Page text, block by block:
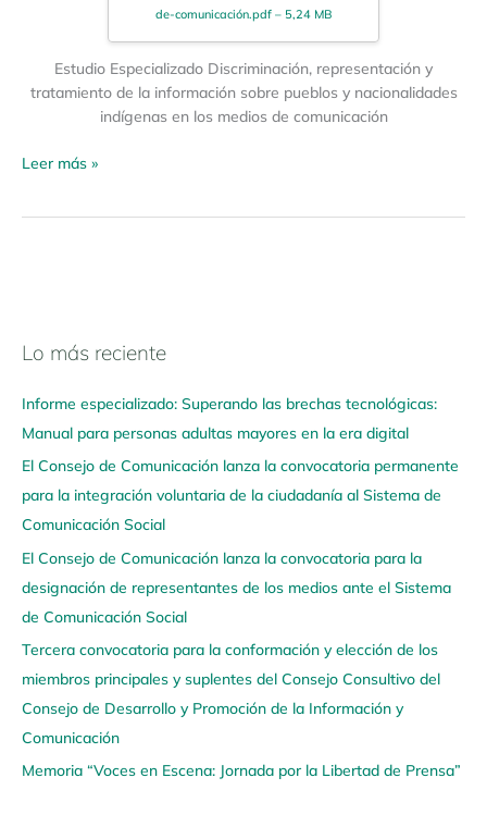
de-comunicación.pdf – 5,24 MB
Estudio Especializado Discriminación, representación y
tratamiento de la información sobre pueblos y nacionalidades
indígenas en los medios de comunicación
Leer más »
Lo más reciente
Informe especializado: Superando las brechas tecnológicas:
Manual para personas adultas mayores en la era digital
El Consejo de Comunicación lanza la convocatoria permanente
para la integración voluntaria de la ciudadanía al Sistema de
Comunicación Social
El Consejo de Comunicación lanza la convocatoria para la
designación de representantes de los medios ante el Sistema
de Comunicación Social
Tercera convocatoria para la conformación y elección de los
miembros principales y suplentes del Consejo Consultivo del
Consejo de Desarrollo y Promoción de la Información y
Comunicación
Memoria “Voces en Escena: Jornada por la Libertad de Prensa”
N
v
e
g
a
a
q
u
í